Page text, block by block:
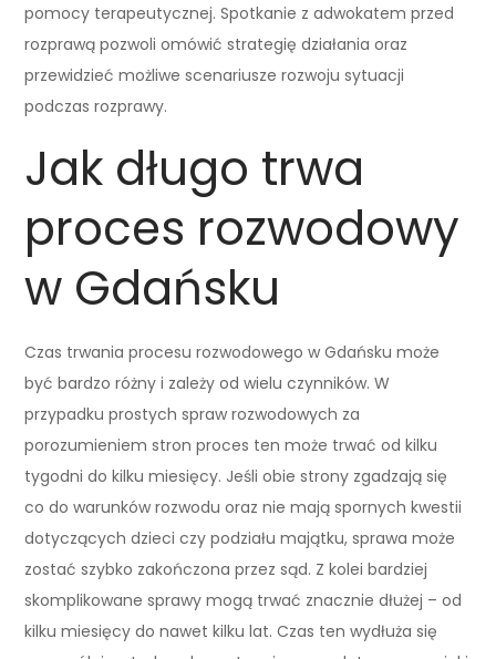
pomocy terapeutycznej. Spotkanie z adwokatem przed
rozprawą pozwoli omówić strategię działania oraz
przewidzieć możliwe scenariusze rozwoju sytuacji
podczas rozprawy.
Jak długo trwa
proces rozwodowy
w Gdańsku
Czas trwania procesu rozwodowego w Gdańsku może
być bardzo różny i zależy od wielu czynników. W
przypadku prostych spraw rozwodowych za
porozumieniem stron proces ten może trwać od kilku
tygodni do kilku miesięcy. Jeśli obie strony zgadzają się
co do warunków rozwodu oraz nie mają spornych kwestii
dotyczących dzieci czy podziału majątku, sprawa może
zostać szybko zakończona przez sąd. Z kolei bardziej
skomplikowane sprawy mogą trwać znacznie dłużej – od
kilku miesięcy do nawet kilku lat. Czas ten wydłuża się